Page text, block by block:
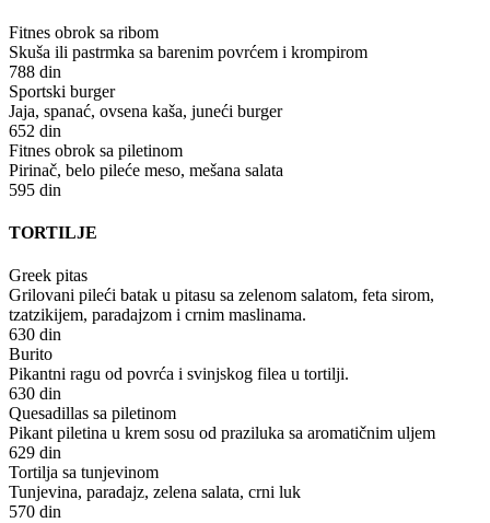
Fitnes obrok sa ribom
Skuša ili pastrmka sa barenim povrćem i krompirom
788 din
Sportski burger
Jaja, spanać, ovsena kaša, juneći burger
652 din
Fitnes obrok sa piletinom
Pirinač, belo pileće meso, mešana salata
595 din
TORTILJE
Greek pitas
Grilovani pileći batak u pitasu sa zelenom salatom, feta sirom,
tzatzikijem, paradajzom i crnim maslinama.
630 din
Burito
Pikantni ragu od povrća i svinjskog filea u tortilji.
630 din
Quesadillas sa piletinom
Pikant piletina u krem sosu od praziluka sa aromatičnim uljem
629 din
Tortilja sa tunjevinom
Tunjevina, paradajz, zelena salata, crni luk
570 din